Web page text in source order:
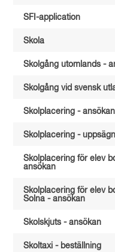
SFI-application
Skola
Skolgång utomlands -
Skolgång vid svensk
Skolplacering - ansökan
Skolplacering -
Skolplacering för elev
ansökan
Skolplacering för elev
Solna - ansökan
Skolskjuts - ansökan
Skoltaxi - beställning